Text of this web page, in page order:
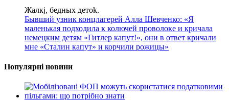
Жалкj, бедных детok.
Бывший узник концлагерей Алла Шевченко: «Я
маленькая подходила к колючей проволоке и кричала
немецким детям «Гитлер капут!», они в ответ кричали
мне «Сталин капут» и корчили рожицы»
Популярні новини